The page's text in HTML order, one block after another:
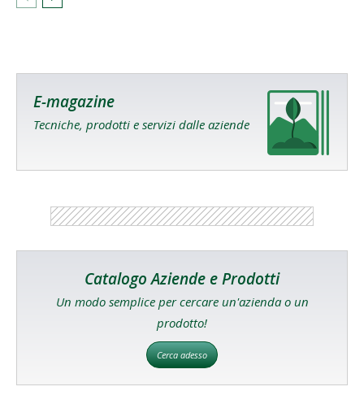
E-magazine
Tecniche, prodotti e servizi dalle aziende
Catalogo Aziende e Prodotti
Un modo semplice per cercare un'azienda o un
prodotto!
Cerca adesso